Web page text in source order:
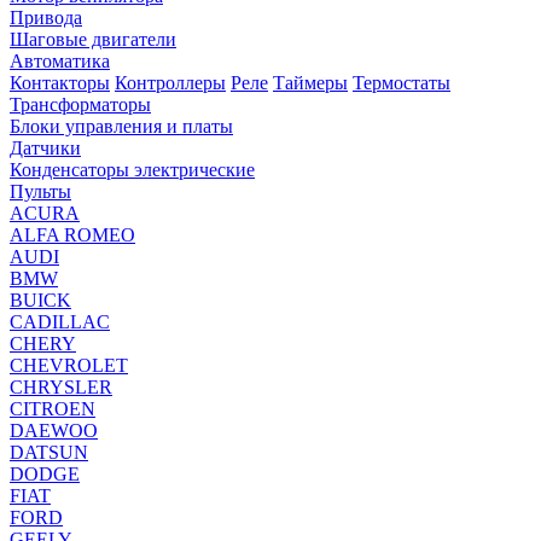
Привода
Шаговые двигатели
Автоматика
Контакторы Контроллеры Реле Таймеры Термостаты
Трансформаторы
Блоки управления и платы
Датчики
Конденсаторы электрические
Пульты
ACURA
ALFA ROMEO
AUDI
BMW
BUICK
CADILLAC
CHERY
CHEVROLET
CHRYSLER
CITROEN
DAEWOO
DATSUN
DODGE
FIAT
FORD